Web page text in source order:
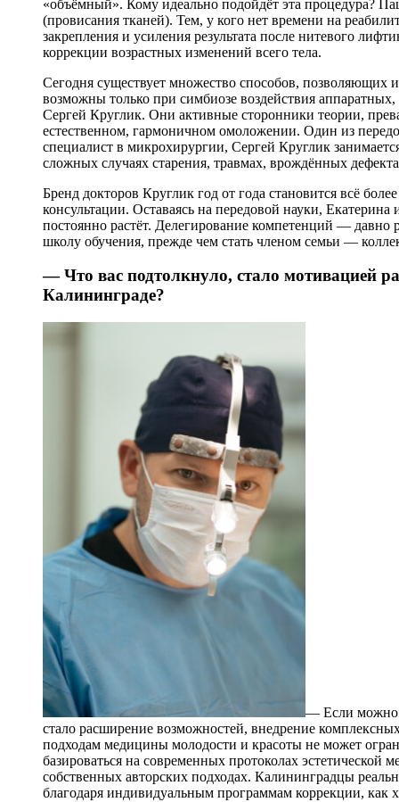
«объёмный». Кому идеально подойдёт эта процедура?
(провисания тканей). Тем, у кого нет времени на
закрепления и усиления результата после нитевого
коррекции возрастных изменений всего тела.
Сегодня существует множество способов, позволяющих
возможны только при симбиозе воздействия
Сергей Круглик. Они активные сторонники теории,
естественном, гармоничном омоложении. Один из
специалист в микрохирургии, Сергей Круглик
сложных случаях старения, травмах, врождённых
Бренд докторов Круглик год от года становится всё
консультации. Оставаясь на передовой науки,
постоянно растёт. Делегирование компетенций —
школу обучения, прежде чем стать членом семьи —
— Что вас подтолкнуло, стало мотивацией
Калининграде?
— Если можно
стало расширение возможностей, внедрение
подходам медицины молодости и красоты не может
базироваться на современных протоколах
собственных авторских подходах. Калининградцы
благодаря индивидуальным программам коррекции, как